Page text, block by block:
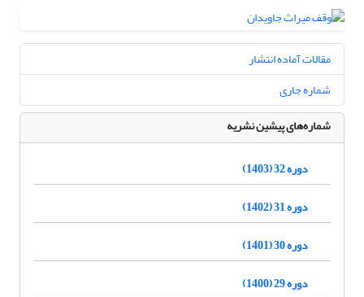
مقالات آماده انتشار
شماره جاری
شماره‌های پیشین نشریه
دوره 32 (1403)
دوره 31 (1402)
دوره 30 (1401)
دوره 29 (1400)